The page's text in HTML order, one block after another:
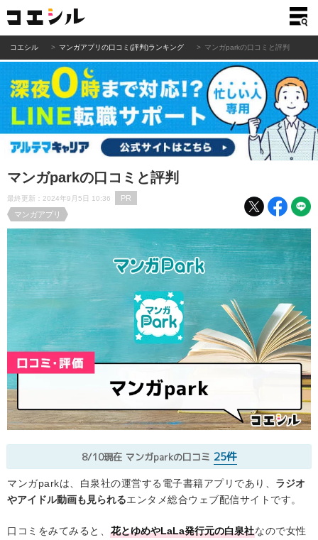
コエシル マンガアプリの口コミ(評判)ランキング マンガparkの口コミと評判
マンガparkの口コミと評判
最終更新：2024年9月5日 10:36
PR
マンガアプリ
8/10現在 マンガparkの口コミ 25件
マンガparkは、白泉社の運営する電子書籍アプリであり、 ラジオ
やアイドル動画も見られるエンタメ総合ウェブ配信サイトです。
口コミをみてみると、 花とゆめやLaLa発行元の白泉社なので女性